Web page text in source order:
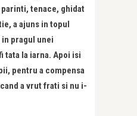
tenace, ghidat
a ajuns in topul
pragul unei
tata la iarna. Apoi isi
pentru a compensa
a vrut frati si nu i-